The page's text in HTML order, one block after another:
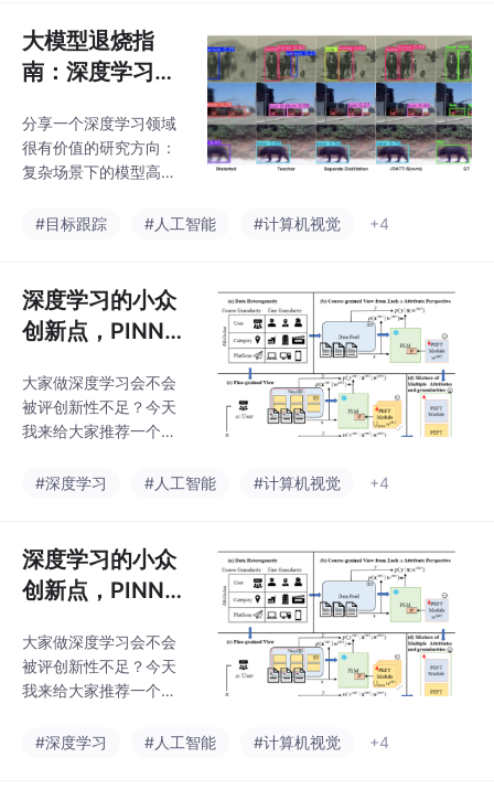
大模型退烧指
南：深度学习的
击，一篇看懂
分享一个深度学习领域
很有价值的研究方向：
复杂场景下的模型高效
所周知，深度学习在实
扰、多任务学习中的“灾
难性遗忘”，以及复杂模
型部署效率等问题。当
因此更受关注，创新多
围绕预训练模型的迁移
利用、轻量动态的特征
务优化框架等展开。
#目标跟踪 #人工智能 #计算机视觉 +4
深度学习的小众
创新点，PINN
络
大家做深度学习会不会
被评创新性不足？今天
我来给大家推荐一个小
网络+PINN。贝叶斯神
齐、鲁棒泛化”串成一条
线。把贝叶斯推断塞进L
oRA、Prompt、Adapt
确定性指挥跨模态动态
路由，可以实现“少样
本、多模态、任意域”一
讲，可以说是绝佳发文
#深度学习 #人工智能 #计算机视觉 +4
深度学习的小众
创新点，PINN
络
大家做深度学习会不会
被评创新性不足？今天
我来给大家推荐一个小
网络+PINN。贝叶斯神
#深度学习 #人工智能 #计算机视觉 +4